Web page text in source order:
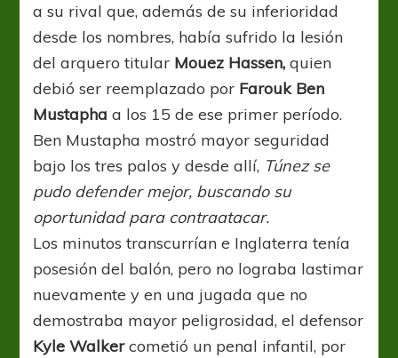
a su rival que, además de su inferioridad
desde los nombres, había sufrido la lesión
del arquero titular Mouez Hassen, quien
debió ser reemplazado por Farouk Ben
Mustapha a los 15 de ese primer período.
Ben Mustapha mostró mayor seguridad
bajo los tres palos y desde allí, Túnez se
pudo defender mejor, buscando su
oportunidad para contraatacar.
Los minutos transcurrían e Inglaterra tenía
posesión del balón, pero no lograba lastimar
nuevamente y en una jugada que no
demostraba mayor peligrosidad, el defensor
Kyle Walkercometió un penal infantil, por